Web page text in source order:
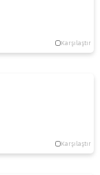
Karşılaştır
Karşılaştır